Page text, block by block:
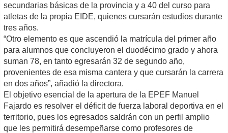
secundarias básicas de la provincia y a 40 del curso para
atletas de la propia EIDE, quienes cursarán estudios durante
tres años.
“Otro elemento es que ascendió la matrícula del primer año
para alumnos que concluyeron el duodécimo grado y ahora
suman 78, en tanto egresarán 32 de segundo año,
provenientes de esa misma cantera y que cursarán la carrera
en dos años”, añadió la directora.
El objetivo esencial de la apertura de la EPEF Manuel
Fajardo es resolver el déficit de fuerza laboral deportiva en el
territorio, pues los egresados saldrán con un perfil amplio
que les permitirá desempeñarse como profesores de